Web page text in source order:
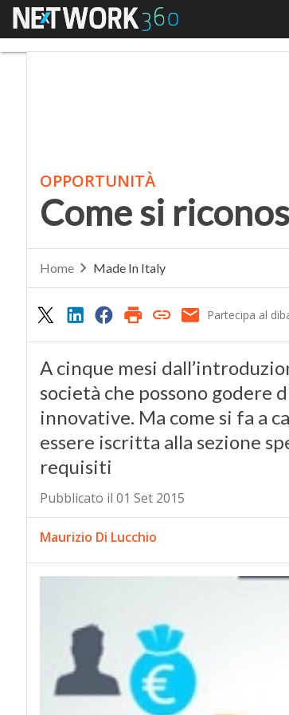
Menu
OPPORTUNITÀ
Come si
Home Made In Italy
Partecipa al
A cinque mesi
società che possono
innovative. Ma come si fa a
essere iscritta alla sezione
requisiti
Pubblicato il 01 Set 2015
Maurizio Di Lucchio